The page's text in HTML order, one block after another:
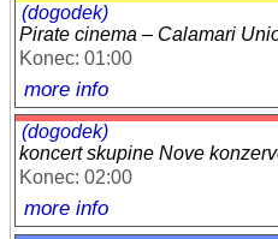
(dogodek)
Pirate cinema – Calamari
Konec: 01:00
more info
(dogodek)
koncert skupine Nove
Konec: 02:00
more info